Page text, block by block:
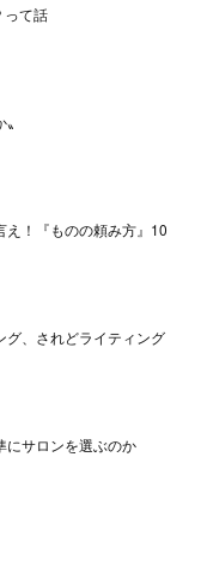
って話
え！『ものの頼み方』10
グ、されどライティング
にサロンを選ぶのか